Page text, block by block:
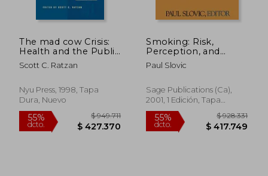
55% 55%
The mad cow Crisis:
Health and the Public
Good (en Inglés)
Scott C. Ratzan
Nyu Press, 1998, Tapa
Dura, Nuevo
Smoking: Risk,
Perception, and
Policy (en Inglés)
Paul Slovic
Sage Publications (Ca),
2001, 1 Edición, Tapa
Blanda, Nuevo